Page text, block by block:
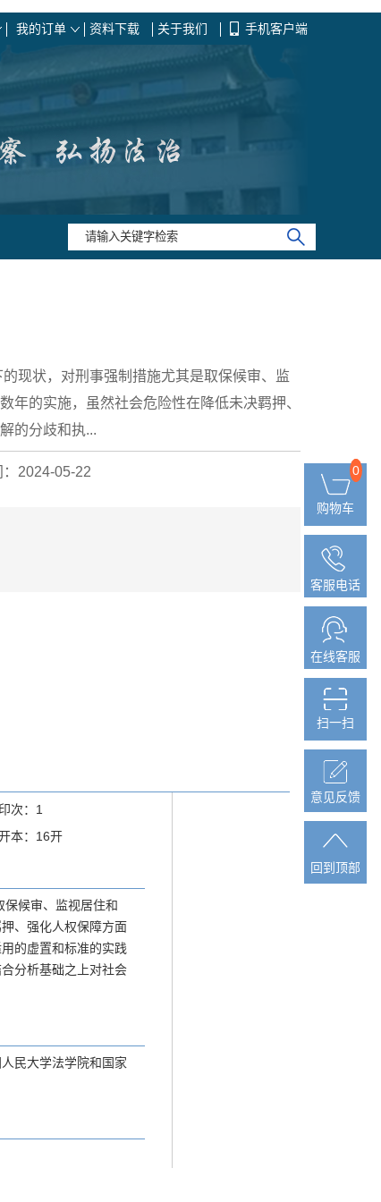
我的订单 资料下载 关于我们 手机客户端
现状，对刑事强制措施尤其是取保候审、监
年的实施，虽然社会危险性在降低未决羁押、
的分歧和执...
：2024-05-22
印次：1
本：16开
候审、监视居住和
、强化人权保障方面
的虚置和标准的实践
分析基础之上对社会
民大学法学院和国家
0
购物车
客服电话
在线客服
扫一扫
意见反馈
回到顶部
0
购物车
客服电话
在线客服
扫一扫
意见反馈
回到顶部